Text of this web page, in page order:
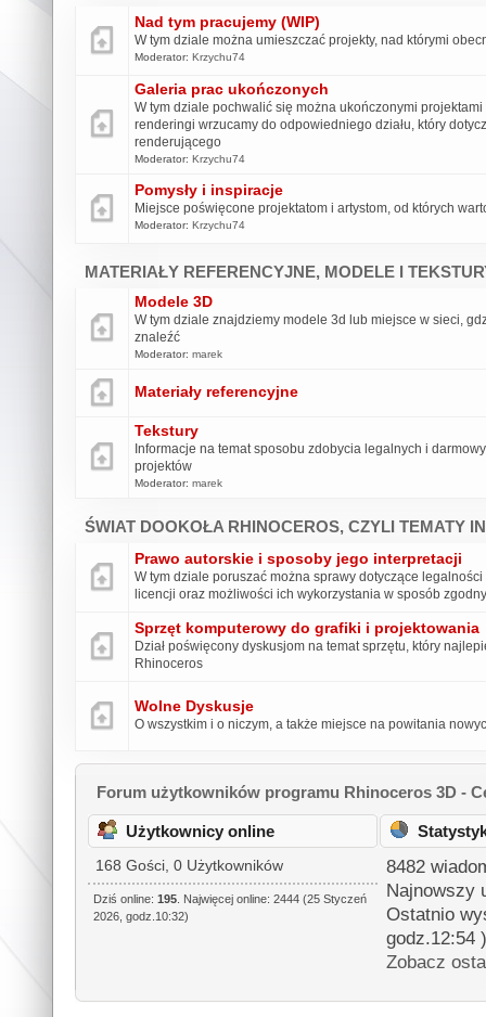
Nad tym pracujemy (WIP)
W tym dziale można umieszczać projekty, nad którymi
Moderator: Krzychu74
Galeria prac ukończonych
W tym dziale pochwalić się można ukończonymi
renderingi wrzucamy do odpowiedniego działu, który
renderującego
Moderator: Krzychu74
Pomysły i inspiracje
Miejsce poświęcone projektatom i artystom, od których
Moderator: Krzychu74
MATERIAŁY REFERENCYJNE, MODELE I
Modele 3D
W tym dziale znajdziemy modele 3d lub miejsce w sieci,
znaleźć
Moderator: marek
Materiały referencyjne
Tekstury
Informacje na temat sposobu zdobycia legalnych i
projektów
Moderator: marek
ŚWIAT DOOKOŁA RHINOCEROS, CZYLI TEMATY
Prawo autorskie i sposoby jego interpretacji
W tym dziale poruszać można sprawy dotyczące
licencji oraz możliwości ich wykorzystania w sposób
Sprzęt komputerowy do grafiki i projektowania
Dział poświęcony dyskusjom na temat sprzętu, który
Rhinoceros
Wolne Dyskusje
O wszystkim i o niczym, a także miejsce na powitania
Forum użytkowników programu Rhinoceros 3D -
Użytkownicy online
168 Gości, 0 Użytkowników
Dziś online:195 . Najwięcej online: 2444 (25 Styczeń
2026, godz.10:32)
8482
Najnowszy
Ostatnio
godz.12:54
Zobacz